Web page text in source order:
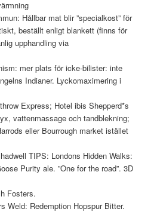
Hållbar mat blir ”specialkost” för
beställt enligt blankett (finns för
upphandling via
mer plats för icke-bilister: inte
Indianer. Lyckomaximering i
Express; Hotel ibis Shepperd*s
vattenmassage och tandblekning;
eller Bourrough market istället
TIPS: Londons Hidden Walks:
Purity ale. ”One for the road”. 3D
Fosters.
Weld: Redemption Hopspur Bitter.